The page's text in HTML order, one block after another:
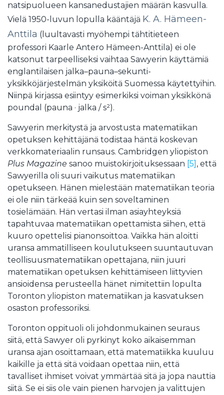
natsipuolueen kansanedustajien määrän kasvulla.
Vielä 1950-luvun lopulla kääntäjä K. A. Hämeen-
Anttila (luultavasti myöhempi tähtitieteen
professori Kaarle Antero Hämeen-Anttila) ei ole
katsonut tarpeelliseksi vaihtaa Sawyerin käyttämiä
englantilaisen jalka–pauna–sekunti-
yksikköjärjestelmän yksiköitä Suomessa käytettyihin.
Niinpä kirjassa esiintyy esimerkiksi voiman yksikkönä
poundal (pauna · jalka / s²).
Sawyerin merkitystä ja arvostusta matematiikan
opetuksen kehittäjänä todistaa häntä koskevan
verkkomateriaalin runsaus. Cambridgen yliopiston
Plus Magazine sanoo muistokirjoituksessaan [5] , että
Sawyerilla oli suuri vaikutus matematiikan
opetukseen. Hänen mielestään matematiikan teoria
ei ole niin tärkeää kuin sen soveltaminen
tosielämään. Hän vertasi ilman asiayhteyksiä
tapahtuvaa matematiikan opettamista siihen, että
kuuro opettelisi pianonsoittoa. Vaikka hän aloitti
uransa ammatilliseen koulutukseen suuntautuvan
teollisuusmatematiikan opettajana, niin juuri
matematiikan opetuksen kehittämiseen liittyvien
ansioidensa perusteella hänet nimitettiin lopulta
Toronton yliopiston matematiikan ja kasvatuksen
osaston professoriksi.
Toronton oppituoli oli johdonmukainen seuraus
siitä, että Sawyer oli pyrkinyt koko aikaisemman
uransa ajan osoittamaan, että matematiikka kuuluu
kaikille ja että sitä voidaan opettaa niin, että
tavalliset ihmiset voivat ymmärtää sitä ja jopa nauttia
siitä. Se ei siis ole vain pienen harvojen ja valittujen